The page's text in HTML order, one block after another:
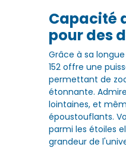
Capacité
pour des
Grâce à sa
152 offre une
permettant de
étonnante.
lointaines, et
époustouflants.
parmi les étoiles
grandeur de